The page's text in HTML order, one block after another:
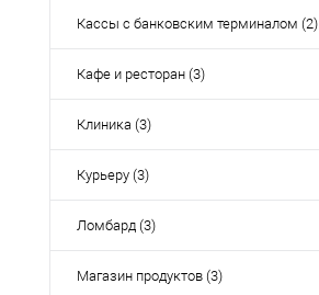
Кассы с банковским терминалом (2)
Кафе и ресторан (3)
Клиника (3)
Курьеру (3)
Ломбард (3)
Магазин продуктов (3)